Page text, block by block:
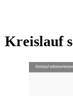
Kreislauf